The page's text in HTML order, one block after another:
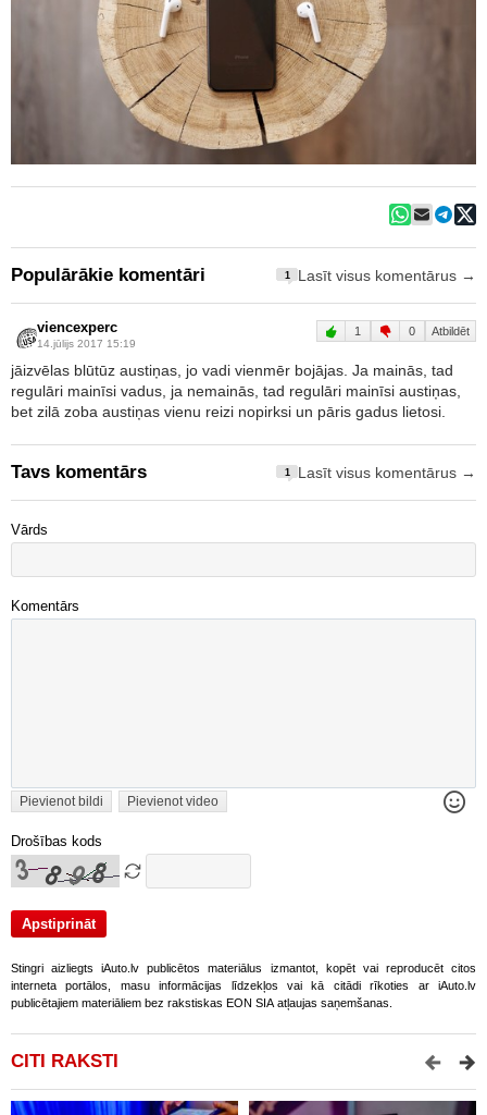
Populārākie komentāri 1 Lasīt visus komentārus →
viencexperc
14.jūlijs 2017 15:19
1 0 Atbildēt
jāizvēlas blūtūz austiņas, jo vadi vienmēr bojājas. Ja mainās, tad
regulāri mainīsi vadus, ja nemainās, tad regulāri mainīsi austiņas,
bet zilā zoba austiņas vienu reizi nopirksi un pāris gadus lietosi.
Tavs komentārs 1 Lasīt visus komentārus →
Vārds
Komentārs
Pievienot bildi Pievienot video
Drošības kods
Stingri aizliegts iAuto.lv publicētos materiālus izmantot, kopēt vai reproducēt citos
interneta portālos, masu informācijas līdzekļos vai kā citādi rīkoties ar iAuto.lv
publicētajiem materiāliem bez rakstiskas EON SIA atļaujas saņemšanas.
CITI RAKSTI